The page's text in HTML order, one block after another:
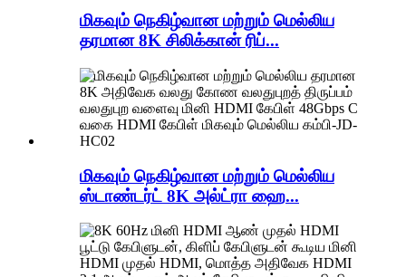
மிகவும் நெகிழ்வான மற்றும் மெல்லிய
தரமான 8K சிலிக்கான் ரிப்...
மிகவும் நெகிழ்வான மற்றும் மெல்லிய
ஸ்டாண்டர்ட் 8K அல்ட்ரா ஹை...